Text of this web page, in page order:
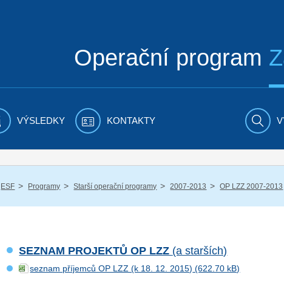
Operační program
VÝSLEDKY KONTAKTY
ESF / Programy / Starší operační programy / 2007-2013 / OP LZZ 2007-2013
SEZNAM PROJEKTŮ OP LZZ (a starších)
seznam příjemců OP LZZ (k 18. 12. 2015)